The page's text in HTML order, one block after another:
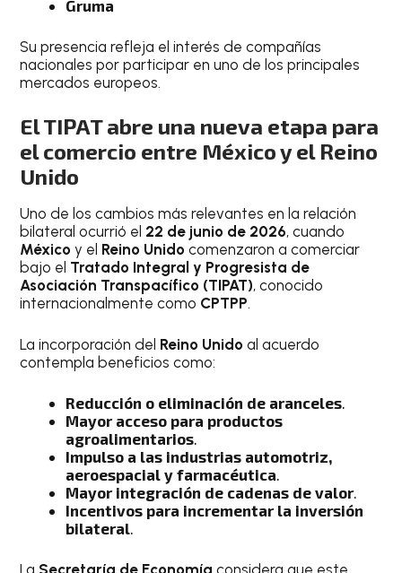
Gruma
Su presencia refleja el interés de compañías
nacionales por participar en uno de los principales
mercados europeos.
El TIPAT abre una nueva etapa para
el comercio entre México y el Reino
Unido
Uno de los cambios más relevantes en la relación
bilateral ocurrió el 22 de junio de 2026, cuando
México y el Reino Unido comenzaron a comerciar
bajo el Tratado Integral y Progresista de
Asociación Transpacífico (TIPAT), conocido
internacionalmente como CPTPP.
La incorporación del Reino Unido al acuerdo
contempla beneficios como:
Reducción o eliminación de aranceles.
Mayor acceso para productos
agroalimentarios.
Impulso a las industrias automotriz,
aeroespacial y farmacéutica.
Mayor integración de cadenas de valor.
Incentivos para incrementar la inversión
bilateral.
La Secretaría de Economía considera que este